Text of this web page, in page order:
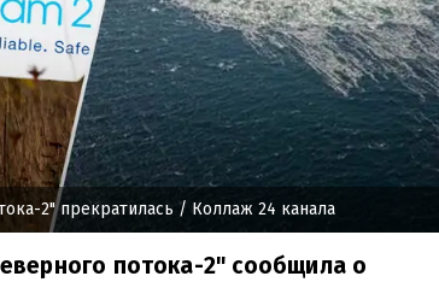
2" прекратилась / Коллаж 24 канала
потока-2" сообщила о